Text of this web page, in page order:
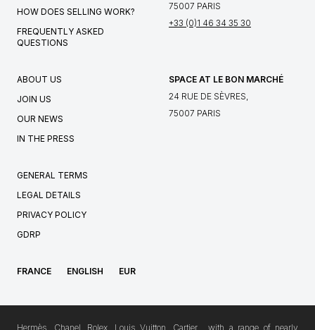
HOW DOES SELLING WORK?
FREQUENTLY ASKED
QUESTIONS
75007 PARIS
+33 (0)1 46 34 35 30
ABOUT US
JOIN US
OUR NEWS
IN THE PRESS
SPACE AT LE BON MARCHÉ
24 RUE DE SÈVRES,
75007 PARIS
GENERAL TERMS
LEGAL DETAILS
PRIVACY POLICY
GDRP
FRANCE ENGLISH EUR
Hermès, Chanel, Rolex, Louis Vuitton, Cartier… with a range of nearly